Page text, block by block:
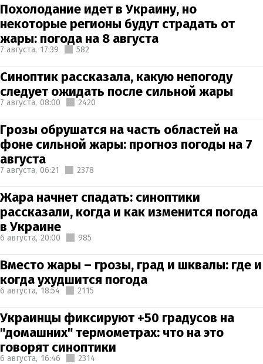
Похолодание идет в Украину, но
некоторые регионы будут страдать от
жары: погода на 8 августа
7 августа, 17:39 582
Синоптик рассказала, какую непогоду
следует ожидать после сильной жары
7 августа, 08:00 2420
Грозы обрушатся на часть областей на
фоне сильной жары: прогноз погоды на 7
августа
7 августа, 06:21 2378
Жара начнет спадать: синоптики
рассказали, когда и как изменится погода
в Украине
6 августа, 20:00 985
Вместо жары – грозы, град и шквалы: где и
когда ухудшится погода
6 августа, 18:54 2115
Украинцы фиксируют +50 градусов на
"домашних" термометрах: что на это
говорят синоптики
6 августа, 16:46 2314